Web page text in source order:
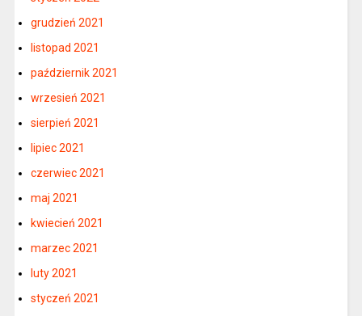
grudzień 2021
listopad 2021
październik 2021
wrzesień 2021
sierpień 2021
lipiec 2021
czerwiec 2021
maj 2021
kwiecień 2021
marzec 2021
luty 2021
styczeń 2021